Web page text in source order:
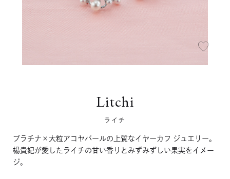
Litchi
ライチ
プラチナ×大粒アコヤパールの上質なイヤーカフ ジュエリー。
楊貴妃が愛したライチの甘い香りとみずみずしい果実をイメー
ジ。